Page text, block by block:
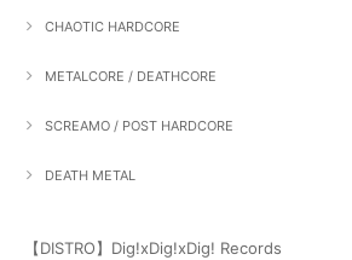
CHAOTIC HARDCORE
METALCORE / DEATHCORE
SCREAMO / POST HARDCORE
DEATH METAL
【DISTRO】Dig!xDig!xDig! Records